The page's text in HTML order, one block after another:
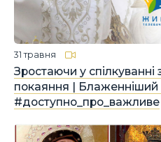
Зростаючи у
покаяння | Блаженніший
#доступно_про_важливе
31 травня